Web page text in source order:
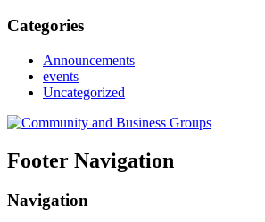
Categories
Announcements
events
Uncategorized
Footer Navigation
Navigation